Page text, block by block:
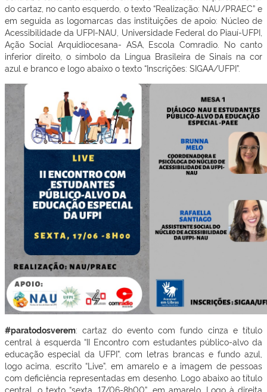
do cartaz, no canto esquerdo, o texto “Realização: NAU/PRAEC” e
em seguida as logomarcas das instituições de apoio: Núcleo de
Acessibilidade da UFPI-NAU, Universidade Federal do Piauí-UFPI,
Ação Social Arquidiocesana- ASA, Escola Comradio. No canto
inferior direito, o símbolo da Língua Brasileira de Sinais na cor
azul e branco e logo abaixo o texto “Inscrições: SIGAA/UFPI”.
#paratodosverem: cartaz do evento com fundo cinza e título
central à esquerda “II Encontro com estudantes público-alvo da
educação especial da UFPI”, com letras brancas e fundo azul,
logo acima, escrito “Live”, em amarelo e a imagem de pessoas
com deficiência representadas em desenho. Logo abaixo ao título
central, o texto “sexta, 17/06-8h00”, em amarelo. Logo à direita